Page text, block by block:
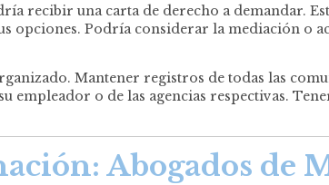
recibir una carta de derecho a demandar.
opciones. Podría considerar la mediación o
Mantener registros de todas las
empleador o de las agencias respectivas.
: Abogados de